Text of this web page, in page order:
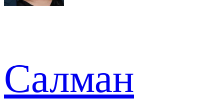
Салман